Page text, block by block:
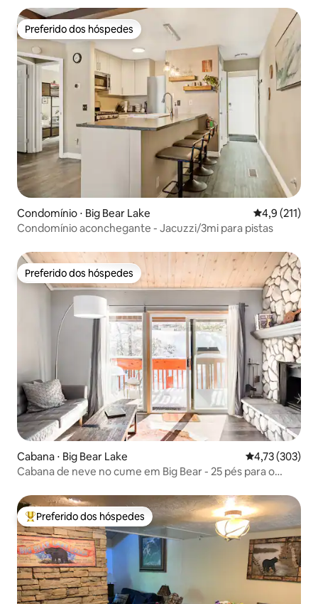
Preferido dos hóspedes
Preferido dos hóspedes
Condomínio ⋅ Big Bear Lake 4,9 de uma
4,9 (211)
Condomínio aconchegante - Jacuzzi/3mi para pistas
Preferido dos hóspedes
Preferido dos hóspedes
Cabana ⋅ Big Bear Lake 4,73 de uma
4,73 (303)
Cabana de neve no cume em Big Bear - 25 pés para o
Entre os melhores preferidos dos hóspedes
Preferido dos hóspedes